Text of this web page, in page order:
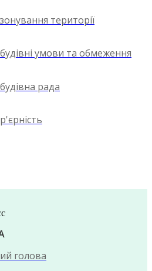
території
умови та обмеження
рада
голова